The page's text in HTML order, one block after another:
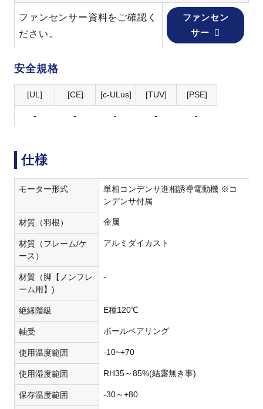
ファンセンサー資料をご確認く
ださい。
ファンセン
サー
安全規格
[UL] [CE] [c-ULus] [TUV] [PSE]
- - - - -
仕様
モーター形式
単相コンデンサ進相誘導電動機 ※コ
ンデンサ付属
材質（羽根） 金属
材質（フレーム/ケ
ース）
アルミダイカスト
材質（脚【ノンフレ
ーム用】)
-
絶縁階級 E種120℃
軸受 ボールベアリング
使用温度範囲 -10~+70
使用湿度範囲 RH35～85%(結露無き事)
保存温度範囲 -30～+80